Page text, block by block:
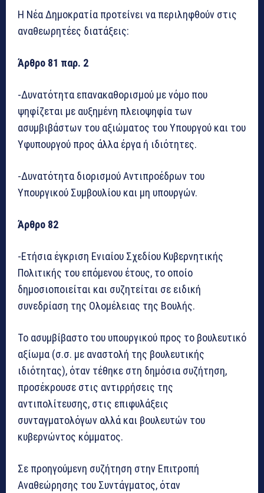
Η Νέα Δημοκρατία προτείνει να περιληφθούν στις
αναθεωρητέες διατάξεις:
Άρθρο 81 παρ. 2
-Δυνατότητα επανακαθορισμού με νόμο που
ψηφίζεται με αυξημένη πλειοψηφία των
ασυμβιβάστων του αξιώματος του Υπουργού και του
Υφυπουργού προς άλλα έργα ή ιδιότητες.
-Δυνατότητα διορισμού Αντιπροέδρων του
Υπουργικού Συμβουλίου και μη υπουργών.
Άρθρο 82
-Ετήσια έγκριση Ενιαίου Σχεδίου Κυβερνητικής
Πολιτικής του επόμενου έτους, το οποίο
δημοσιοποιείται και συζητείται σε ειδική
συνεδρίαση της Ολομέλειας της Βουλής.
Το ασυμβίβαστο του υπουργικού προς το βουλευτικό
αξίωμα (σ.σ. με αναστολή της βουλευτικής
ιδιότητας), όταν τέθηκε στη δημόσια συζήτηση,
προσέκρουσε στις αντιρρήσεις της
αντιπολίτευσης, στις επιφυλάξεις
συνταγματολόγων αλλά και βουλευτών του
κυβερνώντος κόμματος.
Σε προηγούμενη συζήτηση στην Επιτροπή
Αναθεώρησης του Συντάγματος, όταν